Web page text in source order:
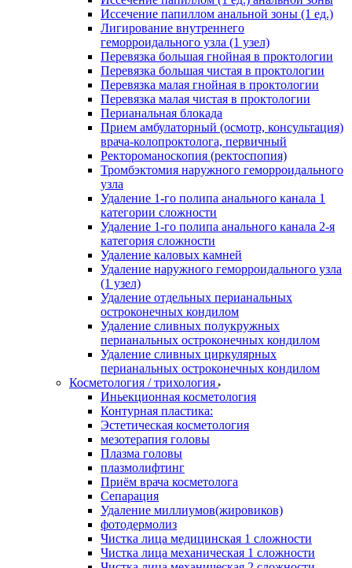
Иссечение папиллом анальной зоны (1 ед.)
Лигирование внутреннего
геморроидального узла (1 узел)
Перевязка большая гнойная в проктологии
Перевязка большая чистая в проктологии
Перевязка малая гнойная в проктологии
Перевязка малая чистая в проктологии
Перианальная блокада
Прием амбулаторный (осмотр, консультация)
врача-колопроктолога, первичный
Ректороманоскопия (ректоспопия)
Тромбэктомия наружного геморроидального
узла
Удаление 1-го полипа анального канала 1
категории сложности
Удаление 1-го полипа анального канала 2-я
категория сложности
Удаление каловых камней
Удаление наружного геморроидального узла
(1 узел)
Удаление отдельных перианальных
остроконечных кондилом
Удаление сливных полукружных
перианальных остроконечных кондилом
Удаление сливных циркулярных
перианальных остроконечных кондилом
Косметология / трихология
Иньекционная косметология
Контурная пластика:
Эстетическая косметология
мезотерапия головы
Плазма головы
плазмолифтинг
Приём врача косметолога
Сепарация
Удаление миллиумов(жировиков)
фотодермолиз
Чистка лица медицинская 1 сложности
Чистка лица механическая 1 сложности